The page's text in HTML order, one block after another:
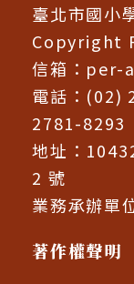
資
訊
專
網
臺北市國小
Copyright
信箱： per-
電話：
2781-8293
地址：
2 號
業務承辦單
著作權聲明